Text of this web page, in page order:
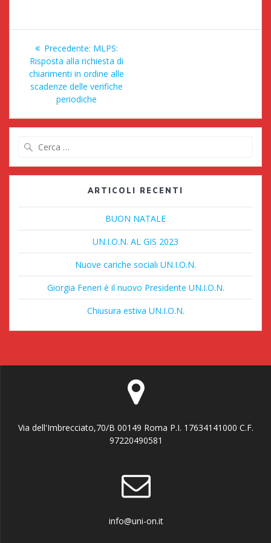
Navigazione
articoli
Precedente: Articolo
precedente:
MLPS:
Risposta alla richiesta di
chiarimenti in ordine alle
scadenze delle verifiche
periodiche
ARTICOLI RECENTI
BUON NATALE
UN.I.O.N. AL GIS 2023
Nuove cariche sociali UN.I.O.N.
Giorgia Feneri è il nuovo Presidente UN.I.O.N.
Chiusura estiva UN.I.O.N.
Via dell'Imbrecciato,70/B 00149 Roma P.I. 17634141000 C.F.
97220490581
info@uni-on.it